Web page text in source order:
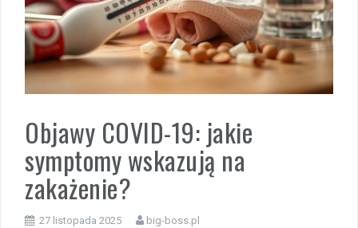
Objawy COVID-19: jakie
symptomy wskazują na
zakażenie?
27 listopada 2025 big-boss.pl